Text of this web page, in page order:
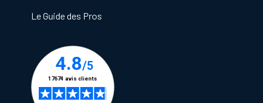
Le Guide des Pros